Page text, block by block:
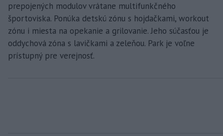
prepojených modulov vrátane multifunkčného
športoviska. Ponúka detskú zónu s hojdačkami, workout
zónu i miesta na opekanie a grilovanie. Jeho súčasťou je
oddychová zóna s lavičkami a zeleňou. Park je voľne
prístupný pre verejnosť.